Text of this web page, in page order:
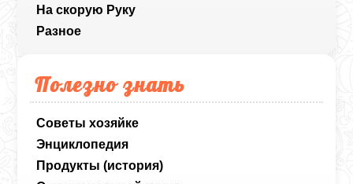
На скорую Руку
Разное
Полезно знать
Советы хозяйке
Энциклопедия
Продукты (история)